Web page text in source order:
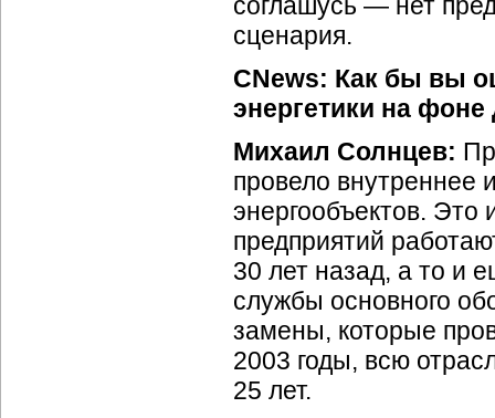
сценария.
CNews: Как бы вы
энергетики на
Михаил Солнцев:
провело внутреннее
энергообъектов. Это
предприятий
30 лет назад, а то и
службы основного
замены, которые
2003 годы, всю
25 лет.